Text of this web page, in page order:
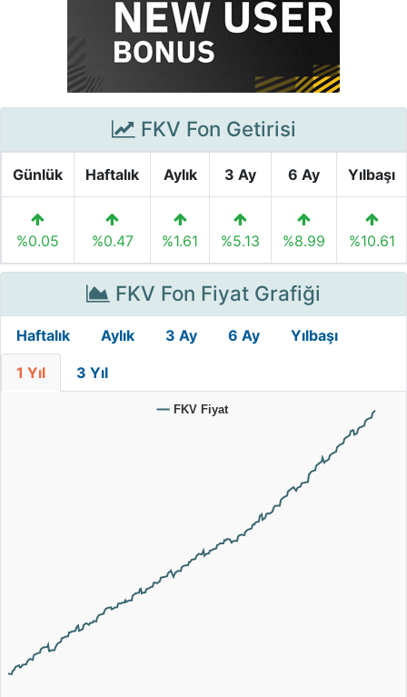
FKV Fon Getirisi
Günlük Haftalık Aylık 3 Ay 6 Ay Yılbaşı
%0.05 %0.47 %1.61 %5.13 %8.99 %10.61
FKV Fon Fiyat Grafiği
Haftalık Aylık 3 Ay 6 Ay Yılbaşı
1 Yıl 3 Yıl